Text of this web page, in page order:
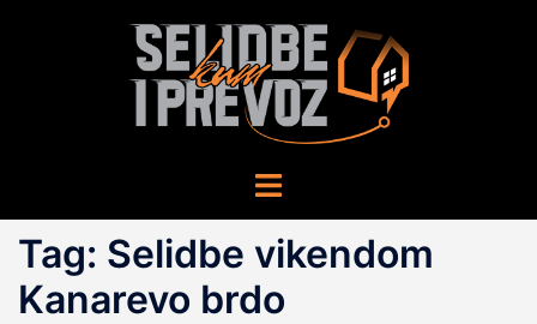
Toggle
Tag: Selidbe vikendom
Kanarevo brdo